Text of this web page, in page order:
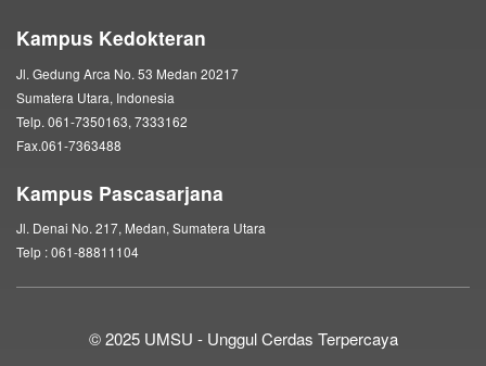
Kampus Kedokteran
Jl. Gedung Arca No. 53 Medan 20217
Sumatera Utara, Indonesia
Telp. 061-7350163, 7333162
Fax.061-7363488
Kampus Pascasarjana
Jl. Denai No. 217, Medan, Sumatera Utara
Telp : 061-88811104
© 2025 UMSU - Unggul Cerdas Terpercaya